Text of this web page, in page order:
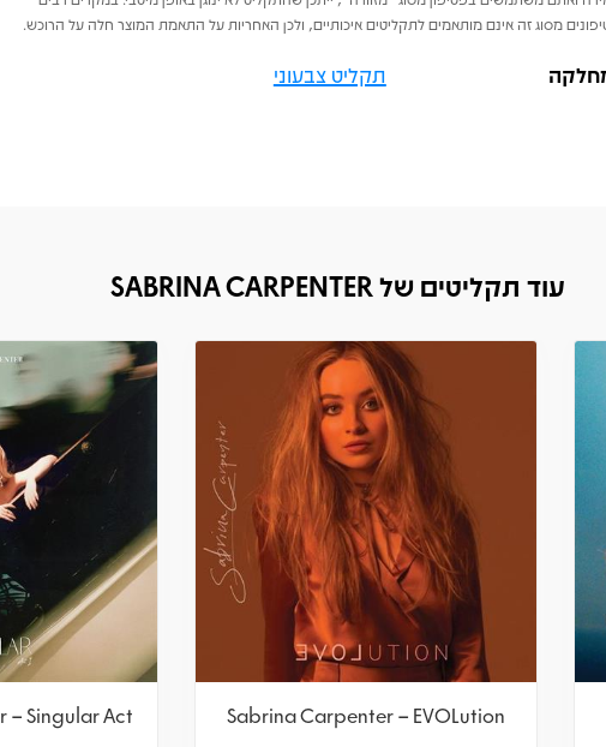
מסוג זה אינם מותאמים לתקליטים איכותיים, ולכן האחריות על התאמת המוצר חלה על הרוכש.
תקליט צבעוני
עוד תקליטים של SABRINA CARPENTER
Sabrina Carpenter –
Sabrina Carpenter – Singular Act